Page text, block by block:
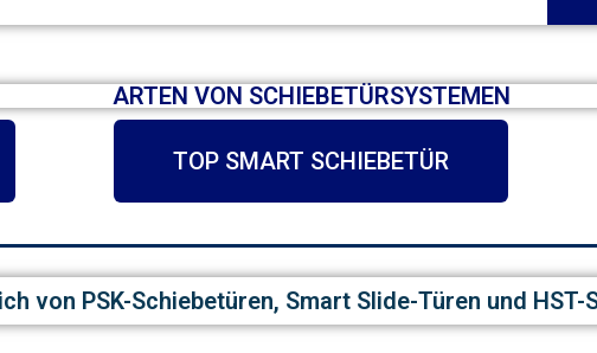
ARTEN VON SCHIEBETÜRSYSTEMEN
TOP SMART SCHIEBETÜR
von PSK-Schiebetüren, Smart Slide-Türen und HST-